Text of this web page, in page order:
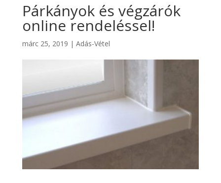
Párkányok és végzárók
online rendeléssel!
márc 25, 2019 | Adás-Vétel